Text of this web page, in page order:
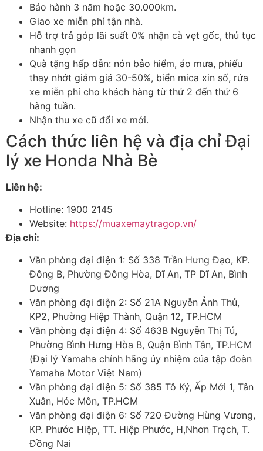
Bảo hành 3 năm hoặc 30.000km.
Giao xe miễn phí tận nhà.
Hỗ trợ trả góp lãi suất 0% nhận cà vẹt gốc, thủ tục
nhanh gọn
Quà tặng hấp dẫn: nón bảo hiểm, áo mưa, phiếu
thay nhớt giảm giá 30-50%, biển mica xin số, rửa
xe miễn phí cho khách hàng từ thứ 2 đến thứ 6
hàng tuần.
Nhận thu xe cũ đổi xe mới.
Cách thức liên hệ và địa chỉ Đại
lý xe Honda Nhà Bè
Liên hệ:
Hotline: 1900 2145
Website: https://muaxemaytragop.vn/
Địa chỉ:
Văn phòng đại điện 1: Số 338 Trần Hưng Đạo, KP.
Đông B, Phường Đông Hòa, Dĩ An, TP Dĩ An, Bình
Dương
Văn phòng đại điện 2: Số 21A Nguyễn Ảnh Thủ,
KP2, Phường Hiệp Thành, Quận 12, TP.HCM
Văn phòng đại điện 4: Số 463B Nguyễn Thị Tú,
Phường Bình Hưng Hòa B, Quận Bình Tân, TP.HCM
(Đại lý Yamaha chính hãng ủy nhiệm của tập đoàn
Yamaha Motor Việt Nam)
Văn phòng đại điện 5: Số 385 Tô Ký, Ấp Mới 1, Tân
Xuân, Hóc Môn, TP.HCM
Văn phòng đại điện 6: Số 720 Đường Hùng Vương,
KP. Phước Hiệp, TT. Hiệp Phước, H,Nhơn Trạch, T.
Đồng Nai